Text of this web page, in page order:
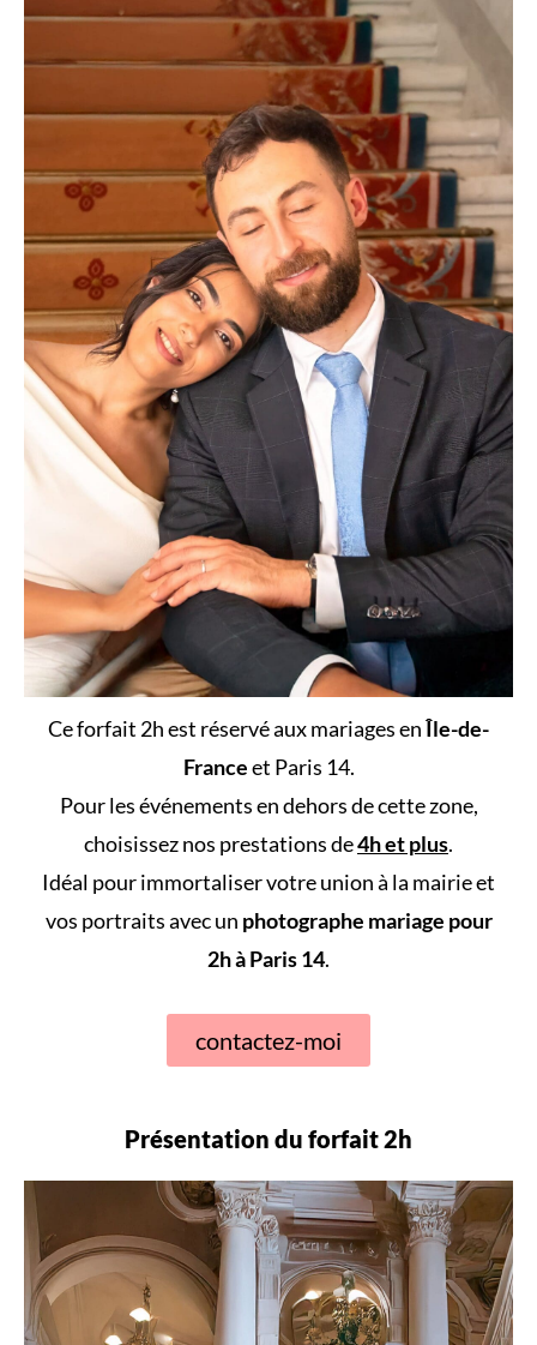
Ce forfait 2h est réservé aux mariages enÎle-de-
Franceet Paris 14.
Pour les événements en dehors de cette zone,
choisissez nos prestations de4h et plus.
Idéal pour immortaliser votre union à la mairie et
vos portraits avec un photographe mariage pour
2h à Paris 14.
contactez-moi
Présentation du forfait 2h